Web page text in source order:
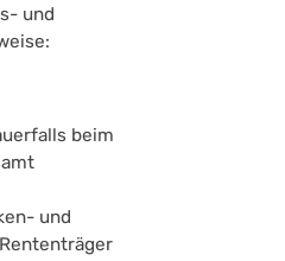
und
beim
und